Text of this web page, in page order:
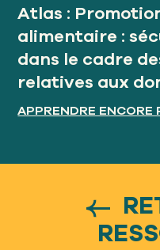
Atlas :
alimentaire :
dans le cadre
relatives aux
APPRENDRE ENCORE